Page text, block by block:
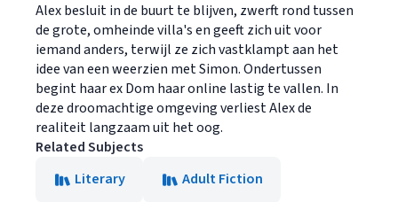
Alex besluit in de buurt te blijven, zwerft rond tussen
de grote, omheinde villa's en geeft zich uit voor
iemand anders, terwijl ze zich vastklampt aan het
idee van een weerzien met Simon. Ondertussen
begint haar ex Dom haar online lastig te vallen. In
deze droomachtige omgeving verliest Alex de
realiteit langzaam uit het oog.
Related Subjects
Literary
Adult Fiction